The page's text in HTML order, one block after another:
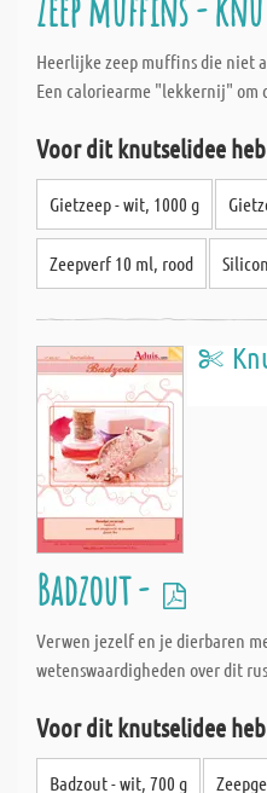
Heerlijke zeep muffins die niet
Een caloriearme "lekkernij" om
Voor dit knutselidee
Gietzeep - wit, 1000 g
Zeepverf 10 ml, rood
Badzout -
Verwen jezelf en je dierbaren
wetenswaardigheden over dit
Voor dit knutselidee
Badzout - wit, 700 g